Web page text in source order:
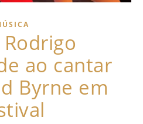
ao cantar
Byrne em